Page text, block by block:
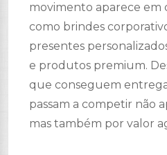
movimento aparece em
como brindes
presentes
e produtos premium.
que conseguem
passam a competir não
mas também por valor